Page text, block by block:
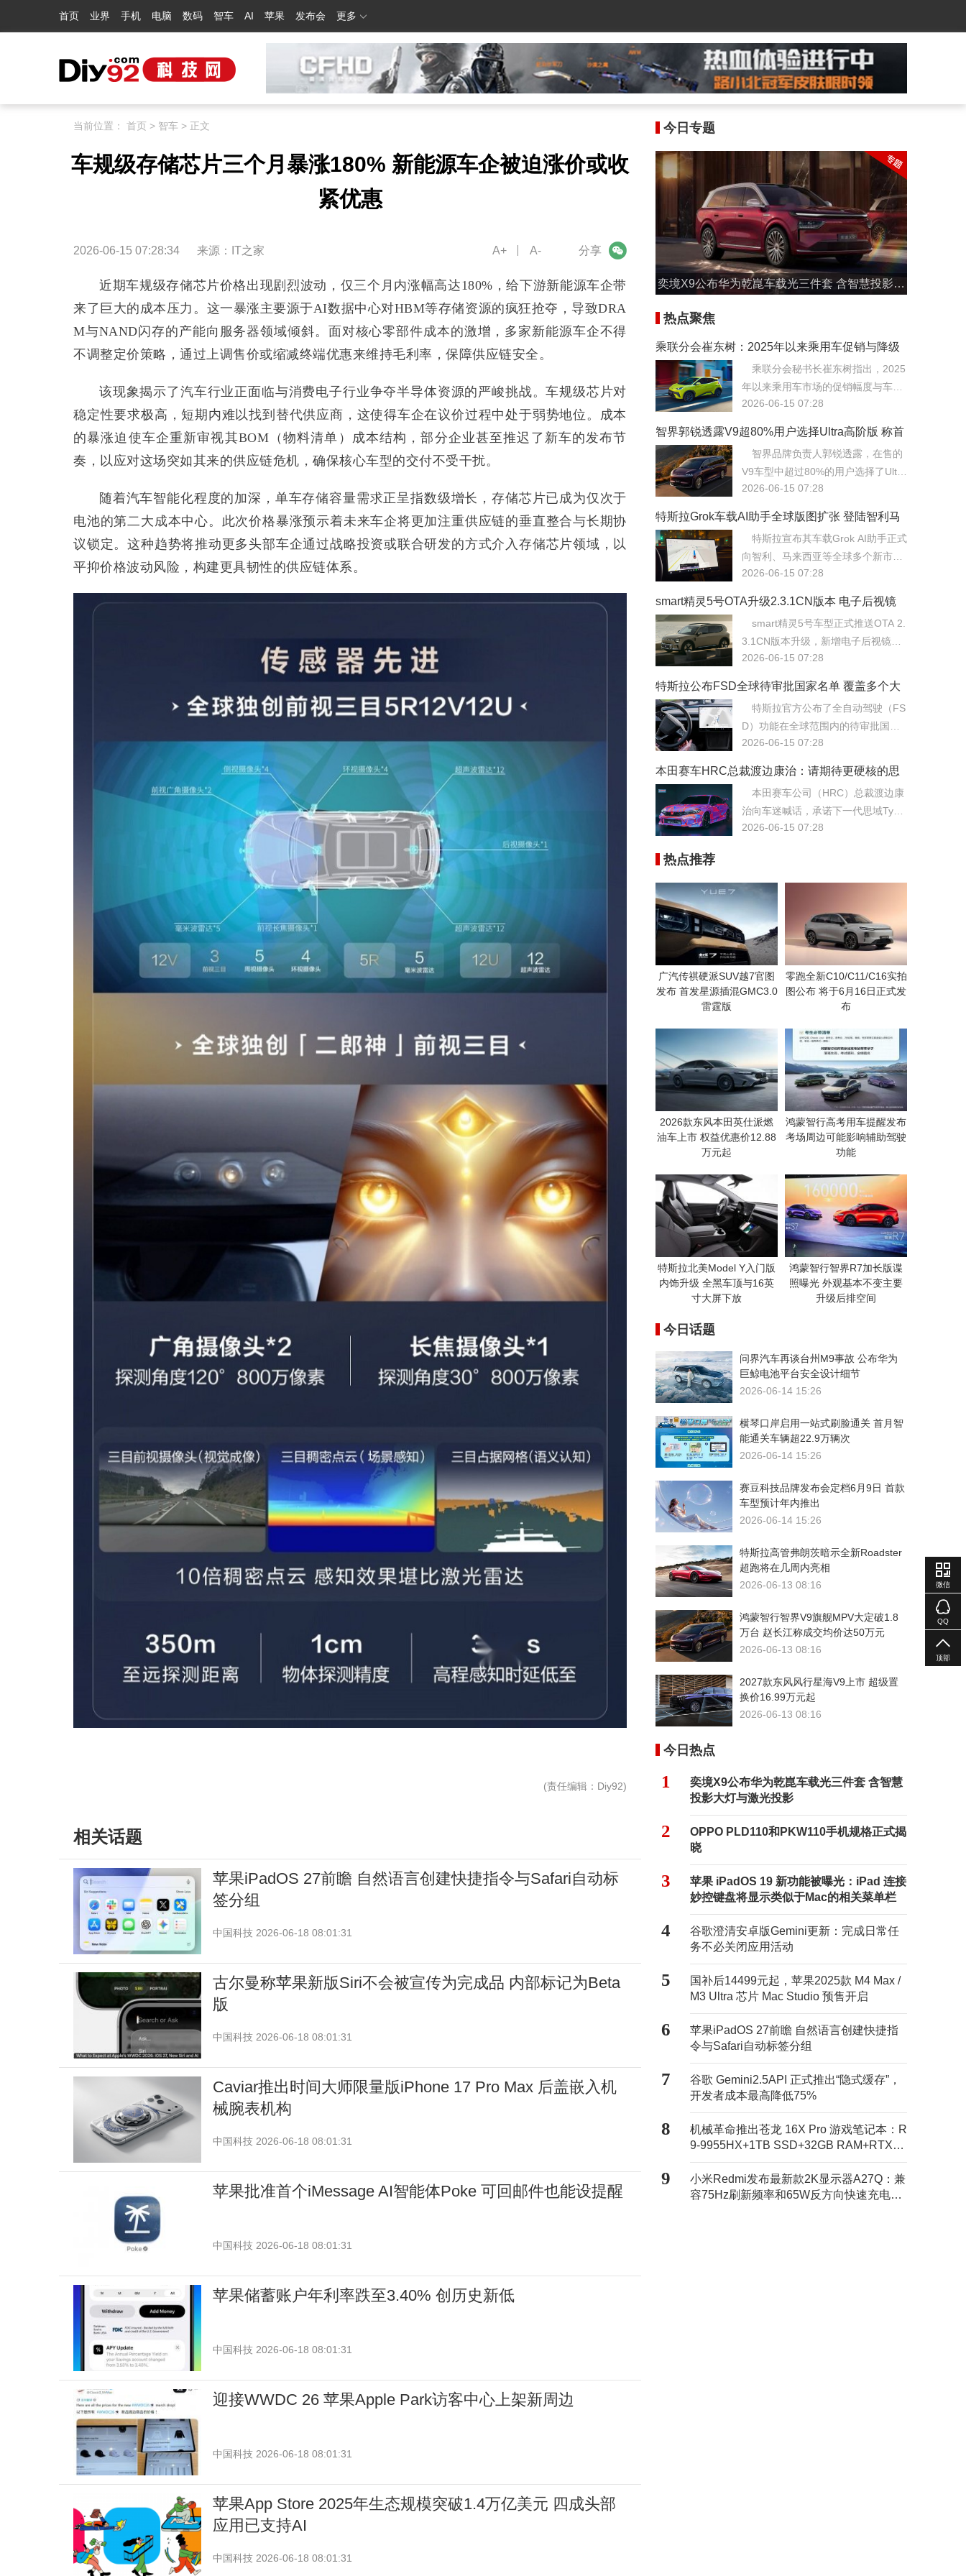
首页 业界 手机 电脑 数码 智车 AI 苹果 发布会 更多
当前位置： 首页 > 智车 > 正文
车规级存储芯片三个月暴涨180% 新能源车企被迫涨价或收
紧优惠
2026-06-15 07:28:34 来源： IT之家 分享
微信
A+ A-
近期车规级存储芯片价格出现剧烈波动，仅三个月内涨幅高达180%，给下游新能源车企带
来了巨大的成本压力。这一暴涨主要源于AI数据中心对HBM等存储资源的疯狂抢夺，导致DRA
M与NAND闪存的产能向服务器领域倾斜。面对核心零部件成本的激增，多家新能源车企不得
不调整定价策略，通过上调售价或缩减终端优惠来维持毛利率，保障供应链安全。
该现象揭示了汽车行业正面临与消费电子行业争夺半导体资源的严峻挑战。车规级芯片对
稳定性要求极高，短期内难以找到替代供应商，这使得车企在议价过程中处于弱势地位。成本
的暴涨迫使车企重新审视其BOM（物料清单）成本结构，部分企业甚至推迟了新车的发布节
奏，以应对这场突如其来的供应链危机，确保核心车型的交付不受干扰。
随着汽车智能化程度的加深，单车存储容量需求正呈指数级增长，存储芯片已成为仅次于
电池的第二大成本中心。此次价格暴涨预示着未来车企将更加注重供应链的垂直整合与长期协
议锁定。这种趋势将推动更多头部车企通过战略投资或联合研发的方式介入存储芯片领域，以
平抑价格波动风险，构建更具韧性的供应链体系。
(责任编辑 ：Diy92)
相关话题
苹果iPadOS 27前瞻 自然语言创建快捷指令与Safari自动标
签分组
中国科技 2026-06-18 08:01:31
古尔曼称苹果新版Siri不会被宣传为完成品 内部标记为Beta
版
中国科技 2026-06-18 08:01:31
Caviar推出时间大师限量版iPhone 17 Pro Max 后盖嵌入机
械腕表机构
中国科技 2026-06-18 08:01:31
苹果批准首个iMessage AI智能体Poke 可回邮件也能设提醒
中国科技 2026-06-18 08:01:31
苹果储蓄账户年利率跌至3.40% 创历史新低
中国科技 2026-06-18 08:01:31
迎接WWDC 26 苹果Apple Park访客中心上架新周边
中国科技 2026-06-18 08:01:31
苹果App Store 2025年生态规模突破1.4万亿美元 四成头部
应用已支持AI
中国科技 2026-06-18 08:01:31
今日专题
奕境X9公布华为乾崑车载光三件套 含智慧投影大
热点聚焦
乘联分会崔东树：2025年以来乘用车促销与降级
均回归理性
乘联分会秘书长崔东树指出，2025
年以来乘用车市场的促销幅度与车型
配置降级现象均已回归理性，市场不
2026-06-15 07:28
智界郭锐透露V9超80%用户选择Ultra高阶版 称首
批交付是重要里程碑
智界品牌负责人郭锐透露，在售的
V9车型中超过80%的用户选择了Ultra
高阶版配置，显示出消费者对高阶智
2026-06-15 07:28
特斯拉Grok车载AI助手全球版图扩张 登陆智利马
来西亚等市场
特斯拉宣布其车载Grok AI助手正式
向智利、马来西亚等全球多个新市场
推送，进一步扩大了其智能座舱的生
与实时联网的信息检索能力，为用户
提供了不同于传统语音助手的互动体
验。
2026-06-15 07:28
smart精灵5号OTA升级2.3.1CN版本 电子后视镜
与华为HiCar上线
smart精灵5号车型正式推送OTA 2.
3.1CN版本升级，新增电子后视镜功
能支持与华为HiCar互联。电子后视
片，有效降低了风阻并提升了雨雪天
气的视野清晰度。
2026-06-15 07:28
特斯拉公布FSD全球待审批国家名单 覆盖多个大
洲
特斯拉官方公布了全自动驾驶（FS
D）功能在全球范围内的待审批国家
名单，覆盖了欧洲、亚洲及大洋洲的
2026-06-15 07:28
本田赛车HRC总裁渡边康治：请期待更硬核的思
域Type R
本田赛车公司（HRC）总裁渡边康
治向车迷喊话，承诺下一代思域Type
R将会更加硬核，暗示新车将在赛道
高性能技术的集大成者。
2026-06-15 07:28
热点推荐
广汽传祺硬派SUV越7官图
发布 首发星源插混GMC3.0
雷霆版
零跑全新C10/C11/C16实拍
图公布 将于6月16日正式发
布
2026款东风本田英仕派燃
油车上市 权益优惠价12.88
万元起
鸿蒙智行高考用车提醒发布
考场周边可能影响辅助驾驶
功能
特斯拉北美Model Y入门版
内饰升级 全黑车顶与16英
寸大屏下放
鸿蒙智行智界R7加长版谍
照曝光 外观基本不变主要
升级后排空间
今日话题
问界汽车再谈台州M9事故 公布华为
巨鲸电池平台安全设计细节
2026-06-14 15:26
横琴口岸启用一站式刷脸通关 首月智
能通关车辆超22.9万辆次
2026-06-14 15:26
赛豆科技品牌发布会定档6月9日 首款
车型预计年内推出
2026-06-14 15:26
特斯拉高管弗朗茨暗示全新Roadster
超跑将在几周内亮相
2026-06-13 08:16
鸿蒙智行智界V9旗舰MPV大定破1.8
万台 赵长江称成交均价达50万元
2026-06-13 08:16
2027款东风风行星海V9上市 超级置
换价16.99万元起
2026-06-13 08:16
今日热点
1
奕境X9公布华为乾崑车载光三件套 含智慧
投影大灯与激光投影
2
OPPO PLD110和PKW110手机规格正式揭
晓
3
苹果 iPadOS 19 新功能被曝光：iPad 连接
妙控键盘将显示类似于Mac的相关菜单栏
4
谷歌澄清安卓版Gemini更新：完成日常任
务不必关闭应用活动
5
国补后14499元起，苹果2025款 M4 Max /
M3 Ultra 芯片 Mac Studio 预售开启
6
苹果iPadOS 27前瞻 自然语言创建快捷指
令与Safari自动标签分组
7
谷歌 Gemini2.5API 正式推出“隐式缓存”，
开发者成本最高降低75%
8
机械革命推出苍龙 16X Pro 游戏笔记本：R
9-9955HX+1TB SSD+32GB RAM+RTX50
70Ti售11499元
9
小米Redmi发布最新款2K显示器A27Q：兼
容75Hz刷新频率和65W反方向快速充电，
微信
QQ
顶部